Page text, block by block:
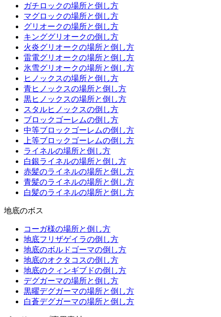
ガチロックの場所と倒し方
マグロックの場所と倒し方
グリオークの場所と倒し方
キンググリオークの倒し方
火炎グリオークの場所と倒し方
雷電グリオークの場所と倒し方
氷雪グリオークの場所と倒し方
ヒノックスの場所と倒し方
青ヒノックスの場所と倒し方
黒ヒノックスの場所と倒し方
スタルヒノックスの倒し方
ブロックゴーレムの倒し方
中等ブロックゴーレムの倒し方
上等ブロックゴーレムの倒し方
ライネルの場所と倒し方
白銀ライネルの場所と倒し方
赤髪のライネルの場所と倒し方
青髪のライネルの場所と倒し方
白髪のライネルの場所と倒し方
地底のボス
コーガ様の場所と倒し方
地底フリザゲイラの倒し方
地底のボルドゴーマの倒し方
地底のオクタコスの倒し方
地底のクィンギブドの倒し方
デグガーマの場所と倒し方
黒曜デグガーマの場所と倒し方
白蒼デグガーマの場所と倒し方